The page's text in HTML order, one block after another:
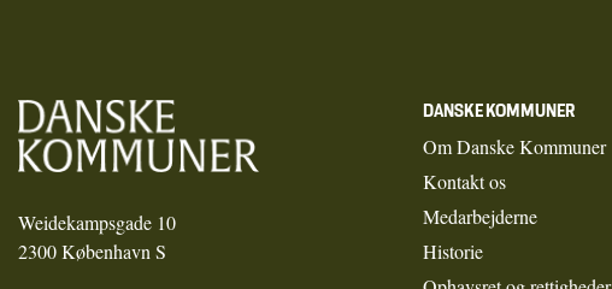
Weidekampsgade 10
2300 København S
DANSKE KOMMUNER
Om Danske Kommuner
Kontakt os
Medarbejderne
Historie